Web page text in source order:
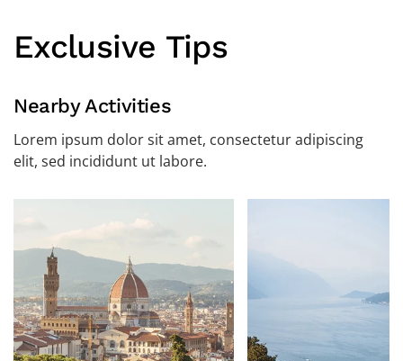
Exclusive Tips
Nearby Activities
Lorem ipsum dolor sit amet, consectetur adipiscing
elit, sed incididunt ut labore.